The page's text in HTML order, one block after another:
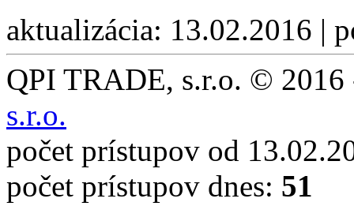
aktualizácia: 13.02.2016 |
QPI TRADE, s.r.o. ©
s.r.o.
počet prístupov od
počet prístupov dnes: 51